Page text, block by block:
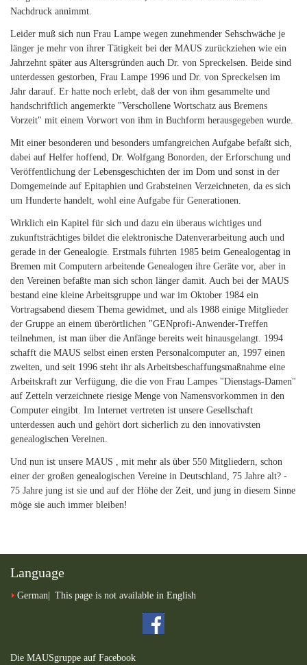
Nachdruck annimmt.
Leider muß sich nun Frau Lampe wegen zunehmender Sehschwäche je
länger je mehr von ihrer Tätigkeit bei der MAUS zurückziehen wie ein
Jahrzehnt später aus Altersgründen auch Dr. von Spreckelsen. Beide sind
unterdessen gestorben, Frau Lampe 1996 und Dr. von Spreckelsen im
Jahr darauf. Er hatte noch erlebt, daß der von ihm gesammelte und
handschriftlich angemerkte "Verschollene Wortschatz aus Bremens
Vorzeit" mit einem Vorwort von ihm in Buchform herausgegeben wurde.
Mit einer besonderen und besonders umfangreichen Aufgabe befaßt sich,
dabei auf Helfer hoffend, Dr. Wolfgang Bonorden, der Erforschung und
Veröffentlichung der Lebensgeschichten der im Dom und sonst in der
Domgemeinde auf Epitaphien und Grabsteinen Verzeichneten, da es sich
um Hunderte handelt, wohl eine Aufgabe für Generationen.
Wirklich ein Kapitel für sich und dazu ein überaus wichtiges und
zukunftsträchtiges bildet die elektronische Datenverarbeitung auch und
gerade in der Genealogie. Erstmals führten 1985 beim Genealogentag in
Bremen mit Computern arbeitende Genealogen ihre Geräte vor, aber in
den Vereinen befaßte man sich schon länger damit. Auch bei der MAUS
bestand eine kleine Arbeitsgruppe und war im Oktober 1984 ein
Vortragsabend diesem Thema gewidmet, und als 1988 einige Mitglieder
der Gruppe an einem überörtlichen "GENprofi-Anwender-Treffen
teilnehmen, ist man über die Anfänge bereits weit hinausgelangt. 1994
schafft die MAUS selbst einen ersten Personalcomputer an, 1997 einen
zweiten, und seit 1996 steht ihr als Arbeitsbeschaffungsmaßnahme eine
Arbeitskraft zur Verfügung, die die von Frau Lampes "Dienstags-Damen"
auf Zetteln verzeichnete riesige Menge von Namensvorkommen in den
Computer eingibt. Im Internet vertreten ist unsere Gesellschaft
unterdessen auch und gehört dort sicherlich zu den innovativsten
genealogischen Vereinen.
Und nun ist unsere MAUS , mit mehr als über 550 Mitgliedern, schon
einer der großen genealogischen Vereine in Deutschland, 75 Jahre alt? -
75 Jahre jung ist sie und auf der Höhe der Zeit, und jung in diesem Sinne
möge sie auch immer bleiben!
Language
German This page is not available in English
Die MAUSgruppe auf Facebook